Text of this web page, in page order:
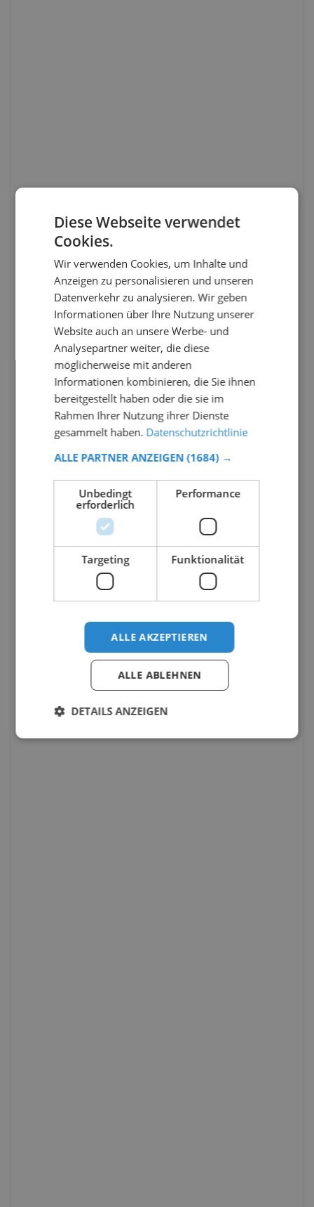
Diese Webseite verwendet
Cookies.
Wir verwenden Cookies, um Inhalte und
Anzeigen zu personalisieren und unseren
Datenverkehr zu analysieren. Wir geben
Informationen über Ihre Nutzung unserer
Website auch an unsere Werbe- und
Analysepartner weiter, die diese
möglicherweise mit anderen
Informationen kombinieren, die Sie ihnen
bereitgestellt haben oder die sie im
Rahmen Ihrer Nutzung ihrer Dienste
gesammelt haben. Datenschutzrichtlinie
ALLE PARTNER ANZEIGEN (1684) →
Unbedingt
erforderlich
Performance
Targeting Funktionalität
ALLE AKZEPTIEREN
ALLE ABLEHNEN
DETAILS ANZEIGEN